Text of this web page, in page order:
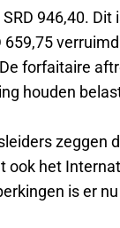
946,40. Dit
forfaitaire
houden
zeggen
ook het
is er